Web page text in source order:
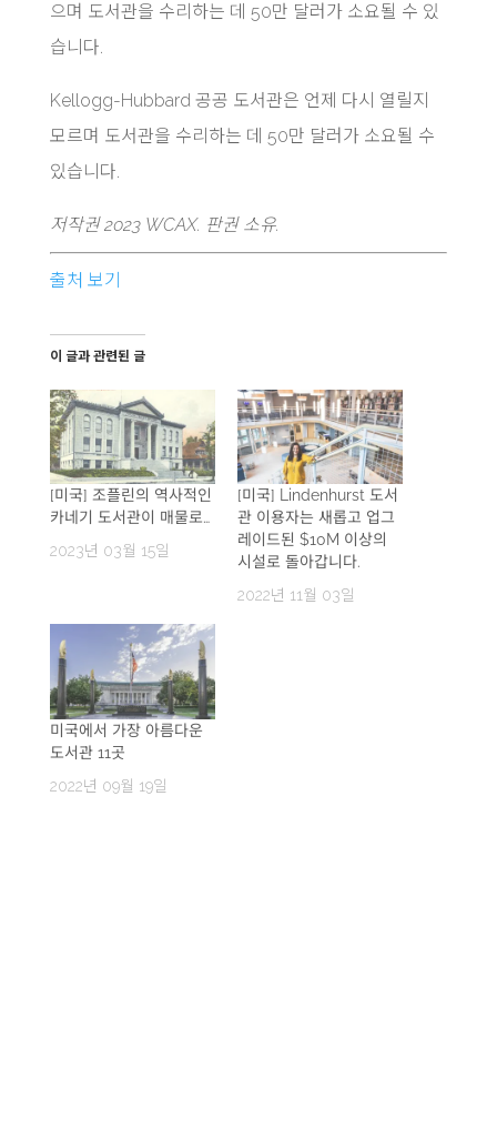
으며 도서관을 수리하는 데 50만 달러가 소요될 수 있
습니다.
Kellogg-Hubbard 공공 도서관은 언제 다시 열릴지
모르며 도서관을 수리하는 데 50만 달러가 소요될 수
있습니다.
저작권 2023 WCAX. 판권 소유.
출처 보기
이 글과 관련된 글
[미국] 조플린의 역사적인
카네기 도서관이 매물로…
2023년 03월 15일
[미국] Lindenhurst 도서
관 이용자는 새롭고 업그
레이드된 $10M 이상의
시설로 돌아갑니다.
2022년 11월 03일
미국에서 가장 아름다운
도서관 11곳
2022년 09월 19일